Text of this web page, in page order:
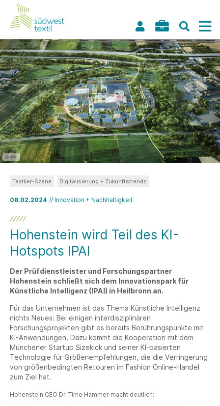
©IPAI
08.02.2024 // Innovation + Nachhaltigkeit
Textiler-Szene Digitalisierung + Zukunftstrends
Hohenstein wird Teil des KI-
Hotspots IPAI
Der Prüfdienstleister und Forschungspartner
Hohenstein schließt sich dem Innovationspark für
Künstliche Intelligenz (IPAI) in Heilbronn an.
Für das Unternehmen ist das Thema Künstliche Intelligenz
nichts Neues: Bei einigen interdisziplinären
Forschungsprojekten gibt es bereits Berührungspunkte mit
KI-Anwendungen. Dazu kommt die Kooperation mit dem
Münchener Startup Sizekick und seiner KI-basierten
Technologie für Größenempfehlungen, die die Verringerung
von größenbedingten Retouren im Fashion Online-Handel
zum Ziel hat.
Hohenstein CEO Dr. Timo Hammer macht deutlich: